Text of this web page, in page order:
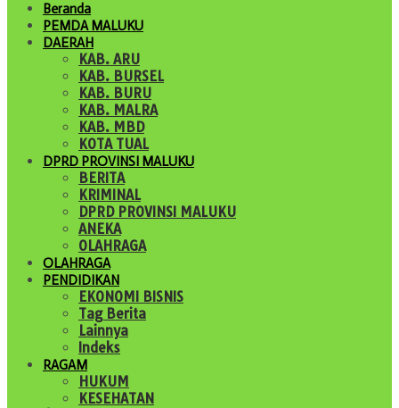
Beranda
PEMDA MALUKU
DAERAH
KAB. ARU
KAB. BURSEL
KAB. BURU
KAB. MALRA
KAB. MBD
KOTA TUAL
DPRD PROVINSI MALUKU
BERITA
KRIMINAL
DPRD PROVINSI MALUKU
ANEKA
OLAHRAGA
OLAHRAGA
PENDIDIKAN
EKONOMI BISNIS
Tag Berita
Lainnya
Indeks
RAGAM
HUKUM
KESEHATAN